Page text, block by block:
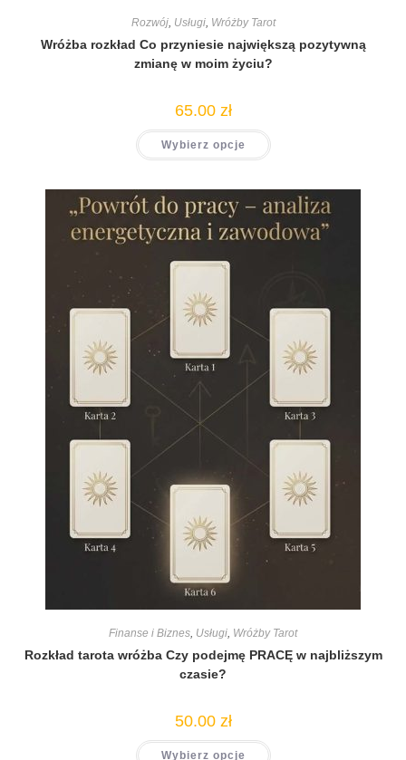
Rozwój, Usługi, Wróżby Tarot
Wróżba rozkład Co przyniesie największą pozytywną
zmianę w moim życiu?
65.00 zł
Wybierz opcje
Finanse i Biznes, Usługi, Wróżby Tarot
Rozkład tarota wróżba Czy podejmę PRACĘ w najbliższym
czasie?
50.00 zł
Wybierz opcje